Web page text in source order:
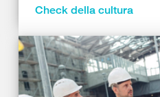
Check della cultura